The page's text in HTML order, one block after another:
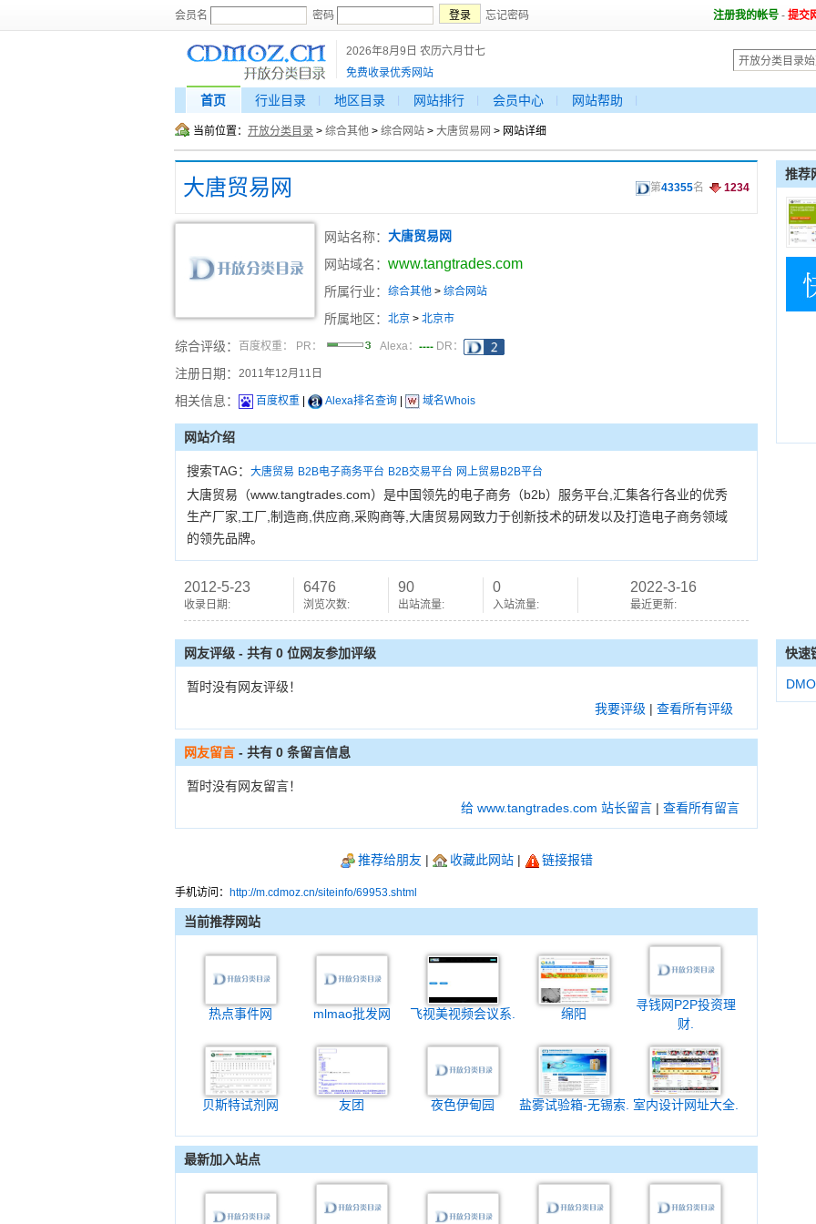
会员名 密码 忘记密码 注册我的帐号 - 提交
2026年8月9日 农历六月廿七
免费收录优秀网站
首页 行业目录 地区目录 网站排行 会员中心 网站帮助
当前位置： 开放分类目录 > 综合其他 > 综合网站 > 大唐贸易网 > 网站详细
大唐贸易网 第43355名 1234
网站名称： 大唐贸易网
网站域名： www.tangtrades.com
所属行业： 综合其他 > 综合网站
所属地区： 北京 > 北京市
综合评级： 百度权重： PR： Alexa： ---- DR：
注册日期： 2011年12月11日
相关信息： 百度权重 Alexa排名查询 域名Whois
网站介绍
搜索TAG： 大唐贸易 B2B电子商务平台 B2B交易平台 网上贸易B2B平台
大唐贸易（www.tangtrades.com）是中国领先的电子商务（b2b）服务平台,汇集各行各业的优秀
生产厂家,工厂,制造商,供应商,采购商等,大唐贸易网致力于创新技术的研发以及打造电子商务领域
的领先品牌。
2012-5-23
收录日期:
6476
浏览次数:
90
出站流量:
0
入站流量:
2022-3-16
最近更新:
推荐
网友评级 - 共有 0 位网友参加评级
暂时没有网友评级！
我要评级 | 查看所有评级
网友留言 - 共有 0 条留言信息
暂时没有网友留言！
给 www.tangtrades.com 站长留言 | 查看所有留言
推荐给朋友 | 收藏此网站| 链接报错
手机访问： http://m.cdmoz.cn/siteinfo/69953.shtml
当前推荐网站
热点事件网 mlmao批发网 飞视美视频会议系. 绵阳
寻钱网P2P投资理
财.
贝斯特试剂网 友团 夜色伊甸园 盐雾试验箱-无锡索. 室内设计网址大全.
最新加入站点
快速